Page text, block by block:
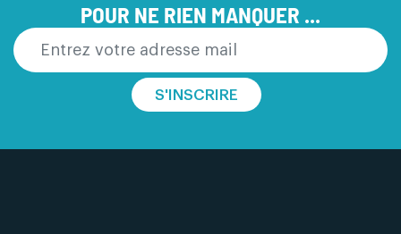
POUR NE RIEN MANQUER ...
S'INSCRIRE